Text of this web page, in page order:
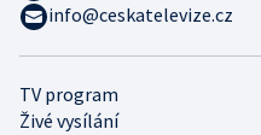
TV program
Živé vysílání
info@ceskatelevize.cz